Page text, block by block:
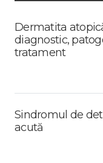
Dermatita
diagnostic,
tratament
Sindromul de
acută